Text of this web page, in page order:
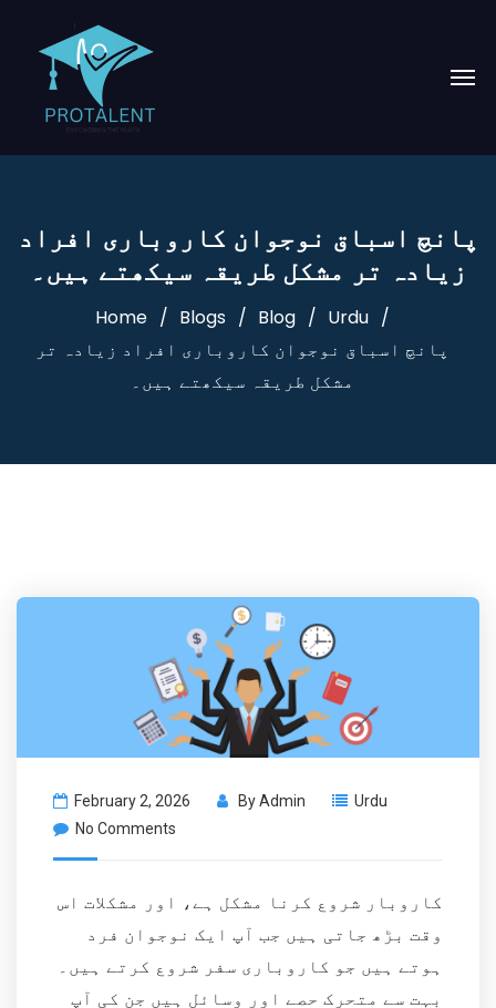
پانچ اسباق نوجوان کاروباری افراد
زیادہ تر مشکل طریقہ سیکھتے ہیں۔
Home Blogs Blog
Urdu
پانچ اسباق نوجوان کاروباری افراد زیادہ تر
مشکل طریقہ سیکھتے ہیں۔
February 2, 2026 ByAdmin
Urdu
No Comments
کاروبار شروع کرنا مشکل ہے، اور مشکلات اس
وقت بڑھ جاتی ہیں جب آپ ایک نوجوان فرد
ہوتے ہیں جو کاروباری سفر شروع کرتے ہیں۔
بہت سے متحرک حصے اور وسائل ہیں جن کی آپ